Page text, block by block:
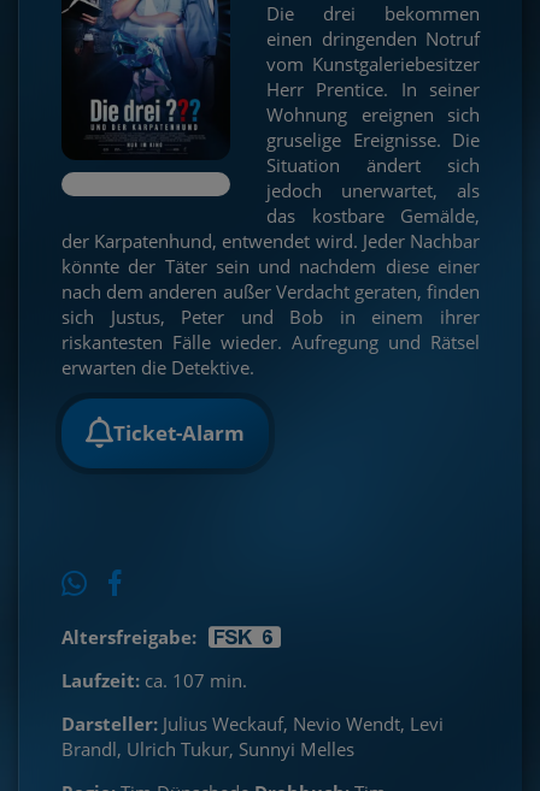
Die drei bekommen
einen dringenden Notruf
vom Kunstgaleriebesitzer
Herr Prentice. In seiner
Wohnung ereignen sich
gruselige Ereignisse. Die
Situation ändert sich
jedoch unerwartet, als
das kostbare Gemälde,
der Karpatenhund, entwendet wird. Jeder Nachbar
könnte der Täter sein und nachdem diese einer
nach dem anderen außer Verdacht geraten, finden
sich Justus, Peter und Bob in einem ihrer
riskantesten Fälle wieder. Aufregung und Rätsel
erwarten die Detektive.
Ticket-Alarm
Altersfreigabe:
Laufzeit: ca. 107 min.
Darsteller: Julius Weckauf, Nevio Wendt, Levi
Brandl, Ulrich Tukur, Sunnyi Melles